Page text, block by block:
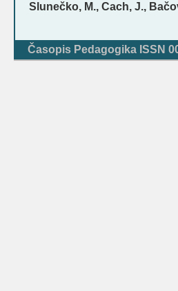
Slunečko, M., Cach, J.,
Časopis Pedagogika ISSN